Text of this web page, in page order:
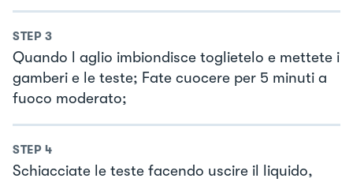
STEP 3
Quando l aglio imbiondisce toglietelo e mettete i
gamberi e le teste; Fate cuocere per 5 minuti a
fuoco moderato;
STEP 4
Schiacciate le teste facendo uscire il liquido,